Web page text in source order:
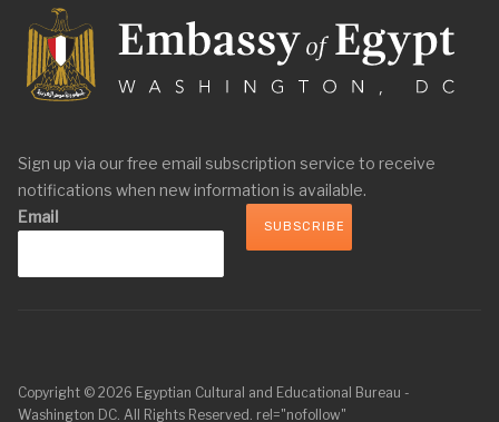
Sign up via our free email subscription service to receive
notifications when new information is available.
Email
Copyright © 2026 Egyptian Cultural and Educational Bureau -
Washington DC. All Rights Reserved. rel="nofollow"